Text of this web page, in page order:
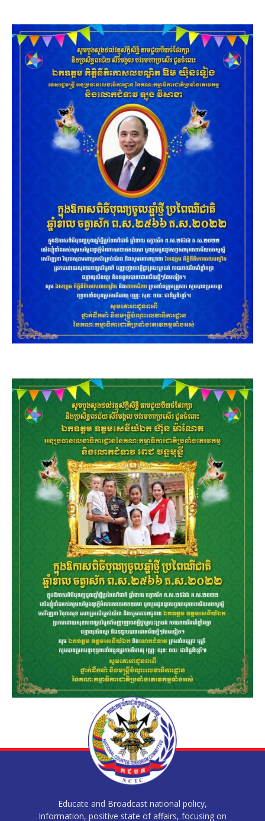
Educate and Broadcast national policy,
Information, positive state of affairs, focusing on